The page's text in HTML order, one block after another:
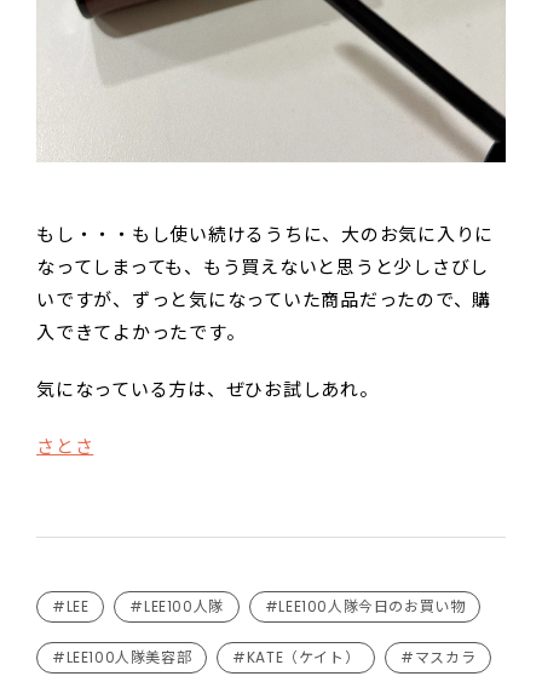
もし・・・もし使い続けるうちに、大のお気に入りに
なってしまっても、もう買えないと思うと少しさびし
いですが、ずっと気になっていた商品だったので、購
入できてよかったです。
気になっている方は、ぜひお試しあれ。
さとさ
#LEE #LEE100人隊 #LEE100人隊今日のお買い物
#LEE100人隊美容部 #KATE（ケイト） #マスカラ